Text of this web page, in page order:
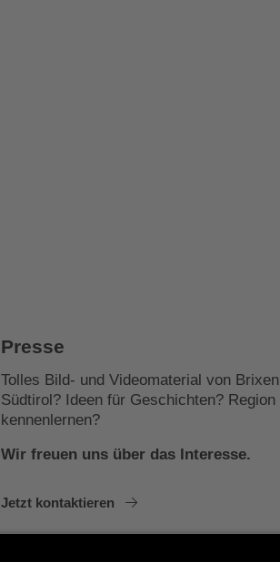
Presse
Tolles Bild- und Videomaterial von Brixen
Südtirol? Ideen für Geschichten? Region
kennenlernen?
Wir freuen uns über das Interesse.
Jetzt kontaktieren